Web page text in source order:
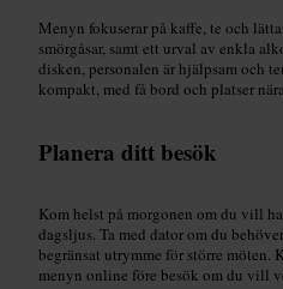
Menyn fokuserar på kaffe, te och
smörgåsar, samt ett urval av enkla
disken, personalen är hjälpsam och
kompakt, med få bord och platser
Planera ditt besök
Kom helst på morgonen om du vill
dagsljus. Ta med dator om du
begränsat utrymme för större möten.
menyn online före besök om du vill